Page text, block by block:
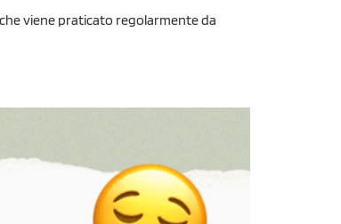
viene praticato regolarmente da